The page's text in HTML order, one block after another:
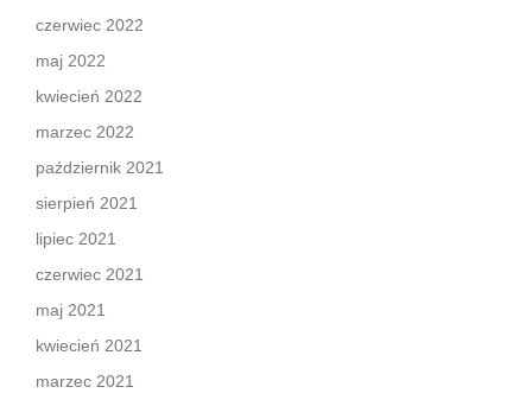
czerwiec 2022
maj 2022
kwiecień 2022
marzec 2022
październik 2021
sierpień 2021
lipiec 2021
czerwiec 2021
maj 2021
kwiecień 2021
marzec 2021